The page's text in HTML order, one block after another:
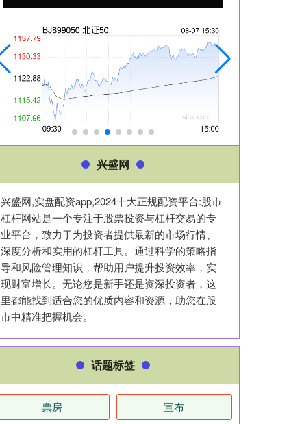
兴盛网
兴盛网,实盘配资app,2024十大正规配资平台:股市
杠杆网站是一个专注于股票投资与杠杆交易的专
业平台，致力于为投资者提供最新的市场行情、
深度分析和实用的杠杆工具。通过科学的策略指
导和风险管理知识，帮助用户提升投资效率，实
现财富增长。无论您是新手还是资深投资者，这
里都能找到适合您的优质内容和资源，助您在股
市中精准把握机会。
话题标签
票房 宣布